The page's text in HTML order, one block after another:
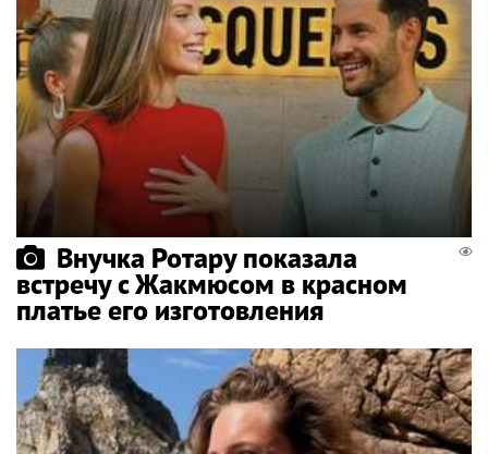
Внучка Ротару показала
встречу с Жакмюсом в красном
платье его изготовления